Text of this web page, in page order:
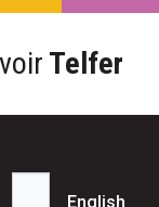
Telfer
English